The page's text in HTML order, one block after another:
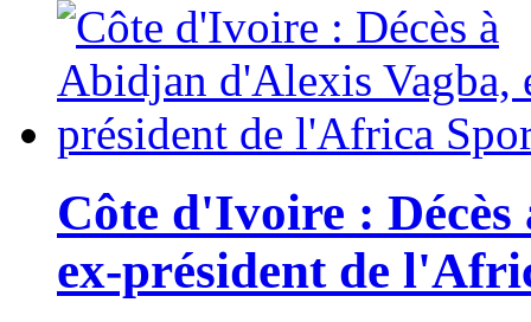
Côte d'Ivoire :
ex-président de